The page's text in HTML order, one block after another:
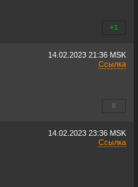
+1
14.02.2023 21:36 MSK
Ссылка
0
14.02.2023 23:36 MSK
Ссылка